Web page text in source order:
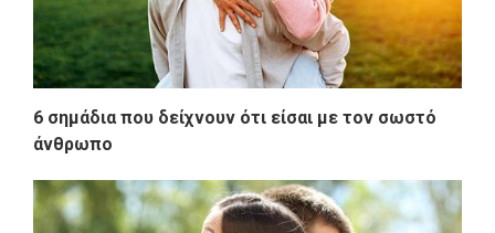
6 σημάδια που δείχνουν ότι είσαι με τον σωστό
άνθρωπο